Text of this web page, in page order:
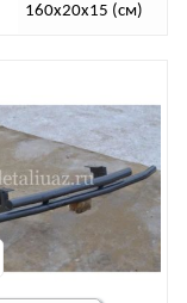
160х20х15 (см)